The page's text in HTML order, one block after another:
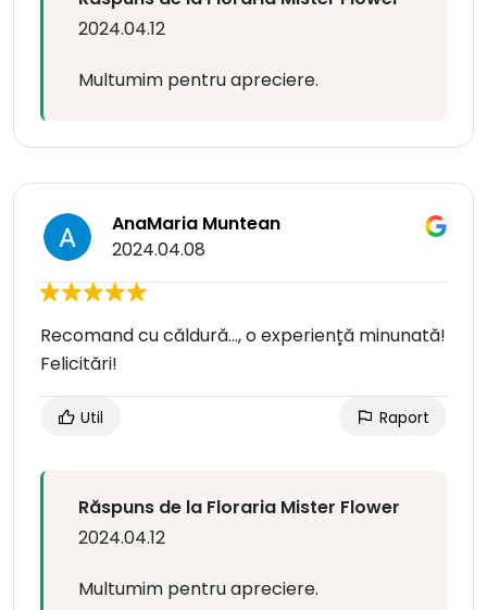
2024.04.12
Multumim pentru apreciere.
AnaMaria Muntean
2024.04.08
Recomand cu căldură..., o experiență minunată!
Felicitări!
Util Raport
Răspuns de la Floraria Mister Flower
2024.04.12
Multumim pentru apreciere.